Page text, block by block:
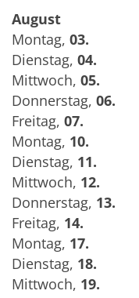
August
Montag, 03.
Dienstag, 04.
Mittwoch, 05.
Donnerstag, 06.
Freitag, 07.
Montag, 10.
Dienstag, 11.
Mittwoch, 12.
Donnerstag, 13.
Freitag, 14.
Montag, 17.
Dienstag, 18.
Mittwoch, 19.